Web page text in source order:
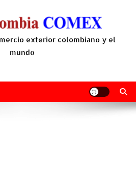
exterior colombiano y el
mundo